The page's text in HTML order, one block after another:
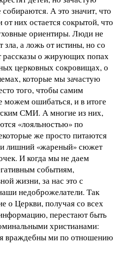
А это значит, что
них остается сокрытой, что
ориентиры. Люди не
зла, а ложь от истины, но со
рассказы о жирующих попах
церковных сокровищах, о
которые мы зачастую
того, чтобы самим
можем ошибаться, и в итоге
СМИ. А многие из них,
«лояльностью» по
же просто питаются
лишний «жареный» сюжет
И когда мы не даем
событиям,
жизни, за нас это с
недоброжелатели. Так
о Церкви, получая со всех
перестают быть
христианами:
враждебны ми по отношению